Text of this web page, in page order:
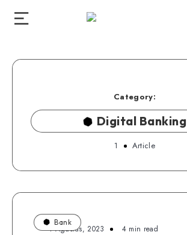
Category:
Digital Banking
1 Article
Bank
1 Agustus, 2023 4 min read